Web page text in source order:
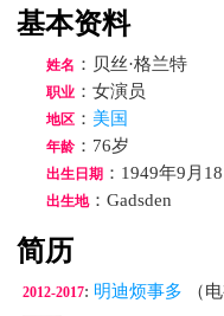
基本资料
姓名 ：贝丝·格兰特
职业 ：女演员
地区 ： 美国
年龄 ：76岁
出生日期 ：1949年9月18
出生地：Gadsden
简历
2012-2017: 明迪烦事多 （